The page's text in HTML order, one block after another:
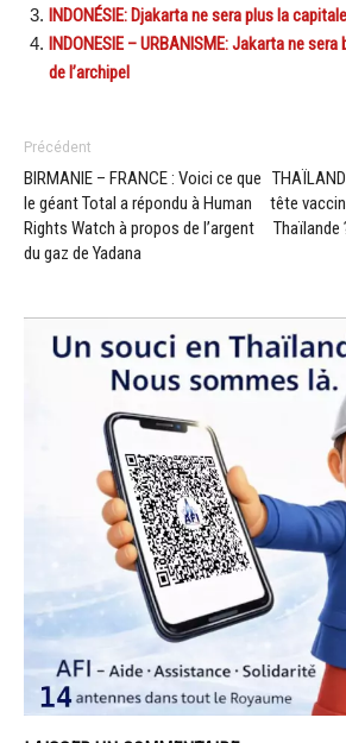
INDONÉSIE: Djakarta ne sera plus la
INDONESIE – URBANISME: Jakarta ne
de l’archipel
Précédent
BIRMANIE – FRANCE : Voici ce que
le géant Total a répondu à Human
Rights Watch à propos de l’argent
du gaz de Yadana
tête
Thaïlande